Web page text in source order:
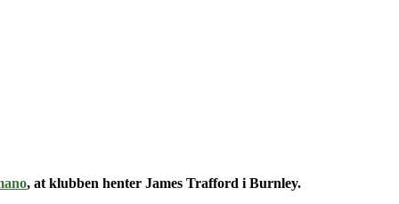
, at klubben henter James Trafford i Burnley.